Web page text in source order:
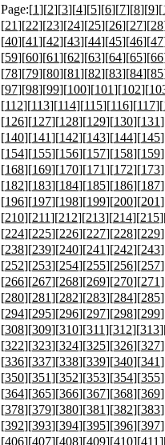
Page:[1][2][3][4][5][6][7][8][9][
[21][22][23][24][25][26][27][28
[40][41][42][43][44][45][46][47
[59][60][61][62][63][64][65][66
[78][79][80][81][82][83][84][85
[97][98][99][100][101][102][
[112][113][114][115][116][117][
[126][127][128][129][130][131
[140][141][142][143][144][145
[154][155][156][157][158][159
[168][169][170][171][172][173
[182][183][184][185][186][187
[196][197][198][199][200][201
[210][211][212][213][214][215
[224][225][226][227][228][229
[238][239][240][241][242][243
[252][253][254][255][256][257
[266][267][268][269][270][271
[280][281][282][283][284][285
[294][295][296][297][298][299
[308][309][310][311][312][313
[322][323][324][325][326][327
[336][337][338][339][340][341
[350][351][352][353][354][355
[364][365][366][367][368][369
[378][379][380][381][382][383
[392][393][394][395][396][397
[406][407][408][409][410][411